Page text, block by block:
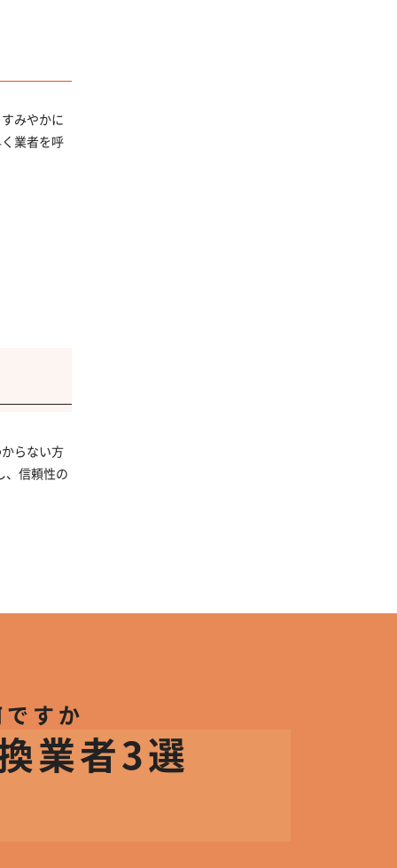
みやかに
業者を呼
らない方
、信頼性の
すか
業者3選